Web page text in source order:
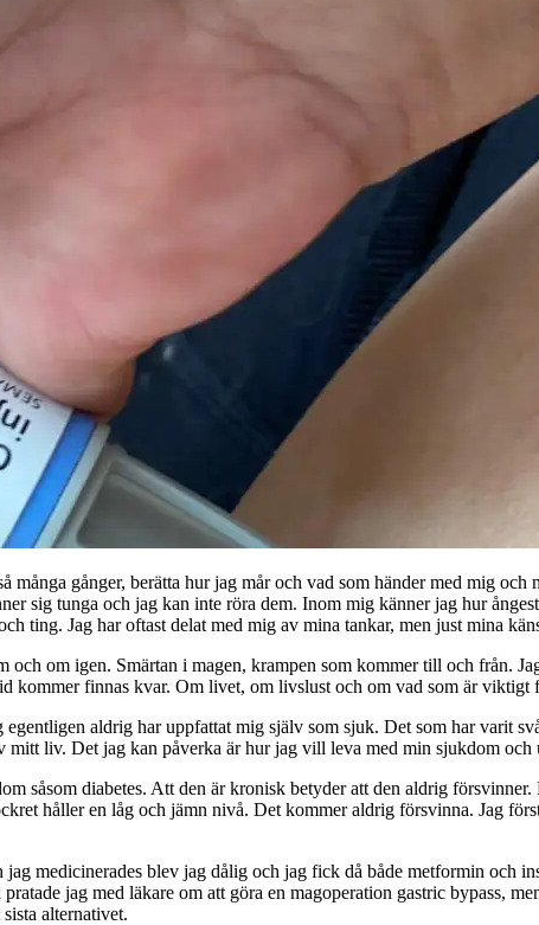
gånger, berätta hur jag mår och vad som händer med mig
sig tunga och jag kan inte röra dem. Inom mig känner jag hur
ting. Jag har oftast delat med mig av mina tankar, men just mina
om igen. Smärtan i magen, krampen som kommer till och från.
kommer finnas kvar. Om livet, om livslust och om vad som är viktigt
aldrig har uppfattat mig själv som sjuk. Det som har varit
liv. Det jag kan påverka är hur jag vill leva med min sjukdom
såsom diabetes. Att den är kronisk betyder att den aldrig
håller en låg och jämn nivå. Det kommer aldrig försvinna. Jag
medicinerades blev jag dålig och jag fick då både metformin och
jag med läkare om att göra en magoperation gastric bypass,
alternativet.